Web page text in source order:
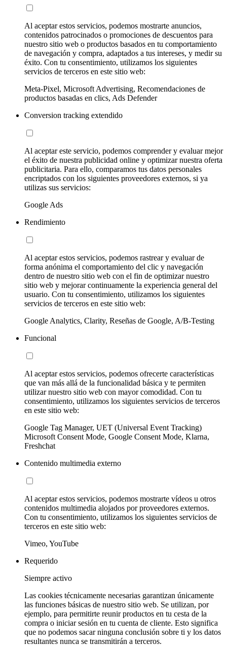
Al aceptar estos servicios, podemos mostrarte anuncios,
contenidos patrocinados o promociones de descuentos para
nuestro sitio web o productos basados en tu comportamiento
de navegación y compra, adaptados a tus intereses, y medir su
éxito. Con tu consentimiento, utilizamos los siguientes
servicios de terceros en este sitio web:
Meta-Pixel, Microsoft Advertising, Recomendaciones de
productos basadas en clics, Ads Defender
Conversion tracking extendido
Al aceptar este servicio, podemos comprender y evaluar mejor
el éxito de nuestra publicidad online y optimizar nuestra oferta
publicitaria. Para ello, comparamos tus datos personales
encriptados con los siguientes proveedores externos, si ya
utilizas sus servicios:
Google Ads
Rendimiento
Al aceptar estos servicios, podemos rastrear y evaluar de
forma anónima el comportamiento del clic y navegación
dentro de nuestro sitio web con el fin de optimizar nuestro
sitio web y mejorar continuamente la experiencia general del
usuario. Con tu consentimiento, utilizamos los siguientes
servicios de terceros en este sitio web:
Google Analytics, Clarity, Reseñas de Google, A/B-Testing
Funcional
Al aceptar estos servicios, podemos ofrecerte características
que van más allá de la funcionalidad básica y te permiten
utilizar nuestro sitio web con mayor comodidad. Con tu
consentimiento, utilizamos los siguientes servicios de terceros
en este sitio web:
Google Tag Manager, UET (Universal Event Tracking)
Microsoft Consent Mode, Google Consent Mode, Klarna,
Freshchat
Contenido multimedia externo
Al aceptar estos servicios, podemos mostrarte vídeos u otros
contenidos multimedia alojados por proveedores externos.
Con tu consentimiento, utilizamos los siguientes servicios de
terceros en este sitio web:
Vimeo, YouTube
Requerido
Siempre activo
Las cookies técnicamente necesarias garantizan únicamente
las funciones básicas de nuestro sitio web. Se utilizan, por
ejemplo, para permitirte reunir productos en tu cesta de la
compra o iniciar sesión en tu cuenta de cliente. Esto significa
que no podemos sacar ninguna conclusión sobre ti y los datos
resultantes nunca se transmitirán a terceros.